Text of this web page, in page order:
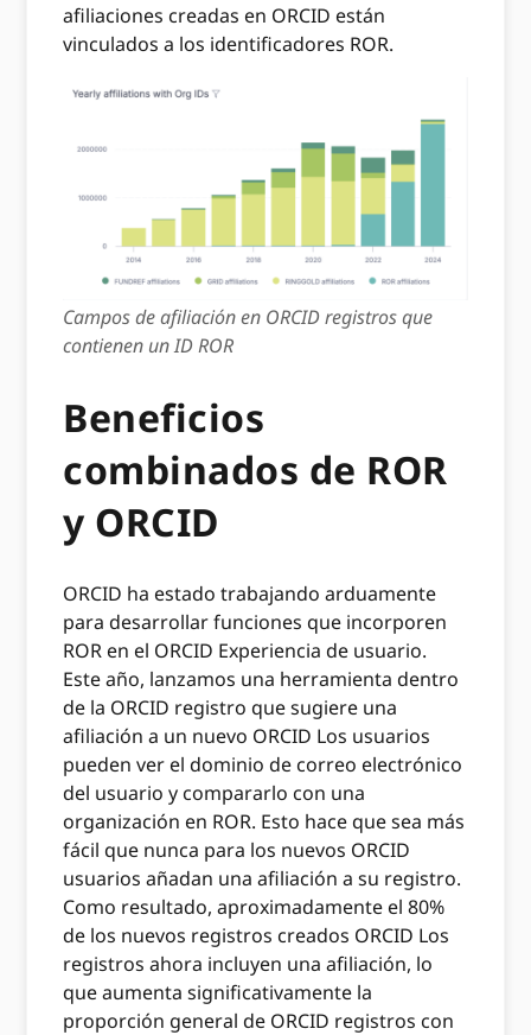
afiliaciones creadas en ORCID están
vinculados a los identificadores ROR.
Campos de afiliación en ORCID registros que
contienen un ID ROR
Beneficios
combinados de ROR
y ORCID
ORCID ha estado trabajando arduamente
para desarrollar funciones que incorporen
ROR en el ORCID Experiencia de usuario.
Este año, lanzamos una herramienta dentro
de la ORCID registro que sugiere una
afiliación a un nuevo ORCID Los usuarios
pueden ver el dominio de correo electrónico
del usuario y compararlo con una
organización en ROR. Esto hace que sea más
fácil que nunca para los nuevos ORCID
usuarios añadan una afiliación a su registro.
Como resultado, aproximadamente el 80%
de los nuevos registros creados ORCID Los
registros ahora incluyen una afiliación, lo
que aumenta significativamente la
proporción general de ORCID registros con